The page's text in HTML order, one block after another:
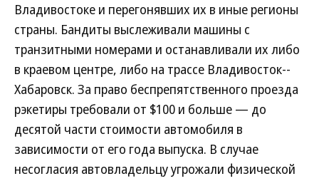
Владивостоке и перегонявших их в иные регионы
страны. Бандиты выслеживали машины с
транзитными номерами и останавливали их либо
в краевом центре, либо на трассе Владивосток--
Хабаровск. За право беспрепятственного проезда
рэкетиры требовали от $100 и больше — до
десятой части стоимости автомобиля в
зависимости от его года выпуска. В случае
несогласия автовладельцу угрожали физической